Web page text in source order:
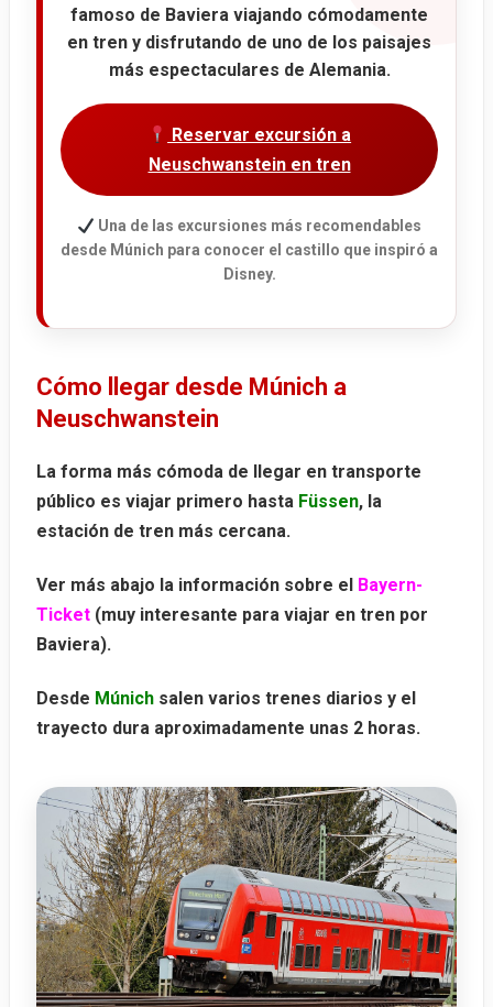
famoso de Baviera viajando cómodamente
en tren y disfrutando de uno de los paisajes
más espectaculares de Alemania.
Reservar excursión a
Neuschwanstein en tren
Una de las excursiones más recomendables
desde Múnich para conocer el castillo que inspiró a
Disney.
Cómo llegar desde Múnich a
Neuschwanstein
La forma más cómoda de llegar en transporte
público es viajar primero hasta Füssen, la
estación de tren más cercana.
Ver más abajo la información sobre el
Bayern-
Ticket (muy interesante para viajar en tren por
Baviera).
Desde Múnich salen varios trenes diarios y el
trayecto dura aproximadamente unas 2 horas.